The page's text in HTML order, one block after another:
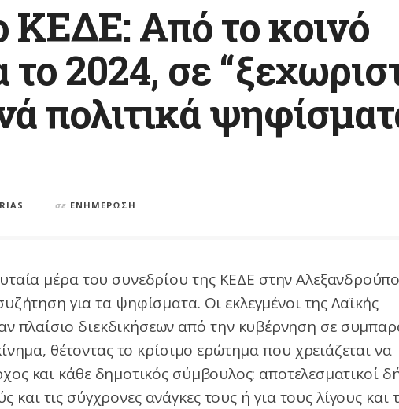
ΚΕΔΕ: Από το κοινό
2024, σε
πολιτικά
σε ΕΝΗΜΈΡΩΣΗ
μέρα του συνεδρίου της ΚΕΔΕ στην
για τα ψηφίσματα. Οι εκλεγμένοι της Λαϊκής
πλαίσιο διεκδικήσεων από την κυβέρνηση σε
θέτοντας το κρίσιμο ερώτημα που χρειάζεται να
και κάθε δημοτικός σύμβουλος: αποτελεσματικοί
και τις σύγχρονες ανάγκες τους ή για τους λίγους και